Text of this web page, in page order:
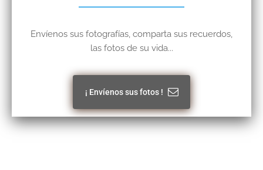
Envíenos sus fotografías, comparta sus recuerdos,
las fotos de su vida...
¡ Envíenos sus fotos !